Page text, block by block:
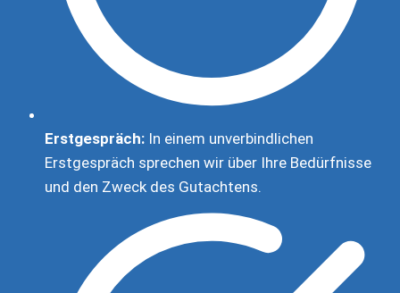
Erstgespräch:In einem unverbindlichen
Erstgespräch sprechen wir über Ihre Bedürfnisse
und den Zweck des Gutachtens.